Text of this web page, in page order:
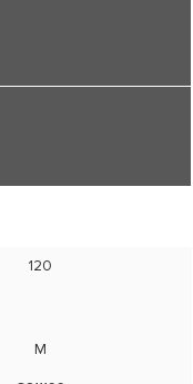
120
M